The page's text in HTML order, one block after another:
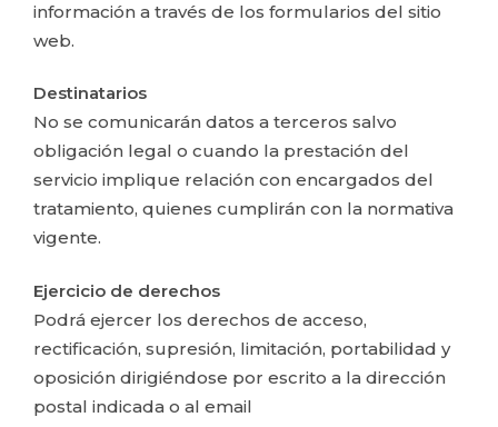
información a través de los formularios del sitio
web.
Destinatarios
No se comunicarán datos a terceros salvo
obligación legal o cuando la prestación del
servicio implique relación con encargados del
tratamiento, quienes cumplirán con la normativa
vigente.
Ejercicio de derechos
Podrá ejercer los derechos de acceso,
rectificación, supresión, limitación, portabilidad y
oposición dirigiéndose por escrito a la dirección
postal indicada o al email